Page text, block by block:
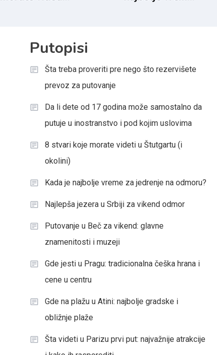
Putopisi
Šta treba proveriti pre nego što rezervišete
prevoz za putovanje
Da li dete od 17 godina može samostalno da
putuje u inostranstvo i pod kojim uslovima
8 stvari koje morate videti u Štutgartu (i
okolini)
Kada je najbolje vreme za jedrenje na odmoru?
Najlepša jezera u Srbiji za vikend odmor
Putovanje u Beč za vikend: glavne
znamenitosti i muzeji
Gde jesti u Pragu: tradicionalna češka hrana i
cene u centru
Gde na plažu u Atini: najbolje gradske i
obližnje plaže
Šta videti u Parizu prvi put: najvažnije atrakcije